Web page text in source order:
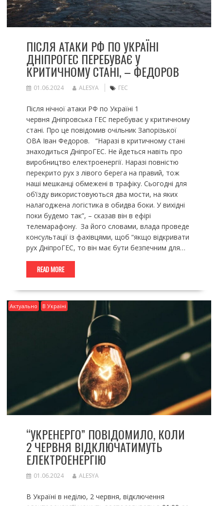
ПІСЛЯ АТАКИ РФ ПО УКРАЇНІ
ДНІПРОГЕС ПЕРЕБУВАЄ У
КРИТИЧНОМУ СТАНІ, – ФЕДОРОВ
01.06.2024 ALESYA ГЕС
Після нічної атаки РФ по Україні 1
червня Дніпровська ГЕС перебуває у критичному
стані. Про це повідомив очільник Запорізької
ОВА Іван Федоров. “Наразі в критичному стані
знаходиться ДніпроГЕС. Не йдеться навіть про
виробництво електроенергії. Наразі повністю
перекрито рух з лівого берега на правий, тож
наші мешканці обмежені в трафіку. Сьогодні для
об’їзду використовуються два мости, на яких
налагоджена логістика в обидва боки. У вихідні
поки будемо так”, – сказав він в ефірі
телемарафону. За його словами, влада проведе
консультації із фахівцями, щоб “якщо відкривати
рух ДніпроГЕС, то він має бути безпечним для…
READ MORE
Актуально В Україні
“УКРЕНЕРГО” ПОВІДОМИЛО, КОЛИ
2 ЧЕРВНЯ ВІДКЛЮЧАТИМУТЬ
ЕЛЕКТРОЕНЕРГІЮ
01.06.2024 ALESYA
В Україні в неділю, 2 червня, відключення